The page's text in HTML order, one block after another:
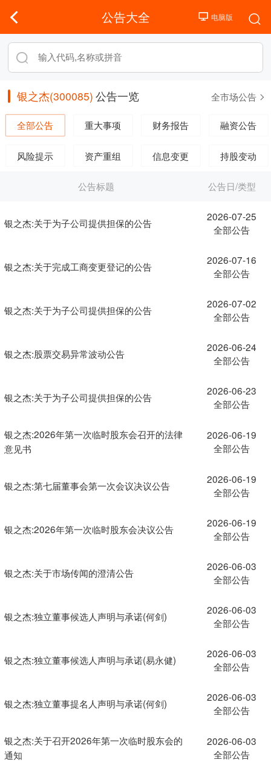
公告大全
银之杰(300085) 公告一览 全市场公告
全部公告 重大事项 财务报告 融资公告
风险提示 资产重组 信息变更 持股变动
公告标题 公告日/类型
银之杰:关于为子公司提供担保的公告
2026-07-25
全部公告
银之杰:关于完成工商变更登记的公告
2026-07-16
全部公告
银之杰:关于为子公司提供担保的公告
2026-07-02
全部公告
银之杰:股票交易异常波动公告
2026-06-24
全部公告
银之杰:关于为子公司提供担保的公告
2026-06-23
全部公告
银之杰:2026年第一次临时股东会召开的法律
意见书
2026-06-19
全部公告
银之杰:第七届董事会第一次会议决议公告
2026-06-19
全部公告
银之杰:2026年第一次临时股东会决议公告
2026-06-19
全部公告
银之杰:关于市场传闻的澄清公告
2026-06-03
全部公告
银之杰:独立董事候选人声明与承诺(何剑)
2026-06-03
全部公告
银之杰:独立董事候选人声明与承诺(易永健)
2026-06-03
全部公告
银之杰:独立董事提名人声明与承诺(何剑)
2026-06-03
全部公告
银之杰:关于召开2026年第一次临时股东会的
通知
2026-06-03
全部公告